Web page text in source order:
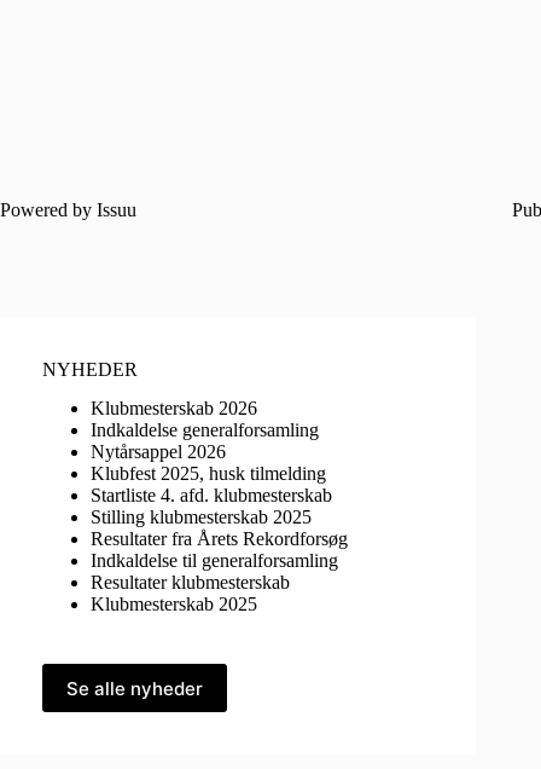
Powered by Issuu
NYHEDER
Klubmesterskab 2026
Indkaldelse generalforsamling
Nytårsappel 2026
Klubfest 2025, husk tilmelding
Startliste 4. afd. klubmesterskab
Stilling klubmesterskab 2025
Resultater fra Årets Rekordforsøg
Indkaldelse til generalforsamling
Resultater klubmesterskab
Klubmesterskab 2025
Se alle nyheder